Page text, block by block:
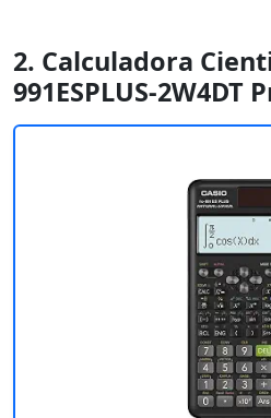
2. Calculadora
991ESPLUS-2W4DT